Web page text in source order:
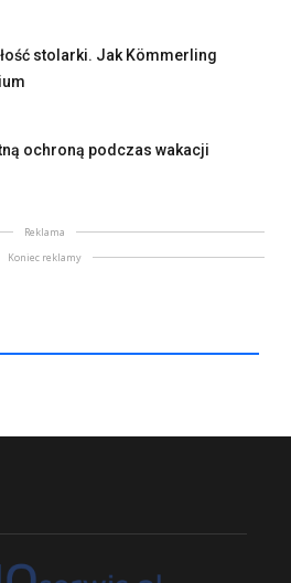
stolarki. Jak Kömmerling
ochroną podczas wakacji
Reklama
Koniec reklamy